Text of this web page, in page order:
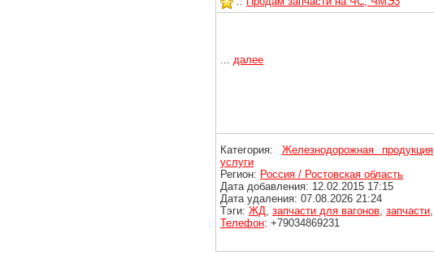
далее
Категория: Железнодорожная продукция
услуги
Регион: Россия / Ростовская область
Дата добавления: 12.02.2015 17:15
Дата удаления: 07.08.2026 21:24
Тэги: ЖД запчасти для вагонов запчасти
Телефон: +79034869231